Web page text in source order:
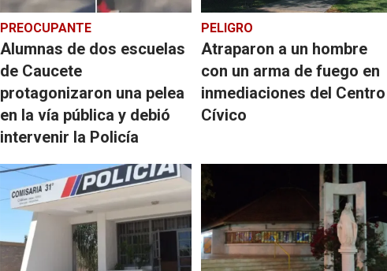
PREOCUPANTE
Alumnas de dos escuelas
de Caucete
protagonizaron una pelea
en la vía pública y debió
intervenir la Policía
PELIGRO
Atraparon a un hombre
con un arma de fuego en
inmediaciones del Centro
Cívico